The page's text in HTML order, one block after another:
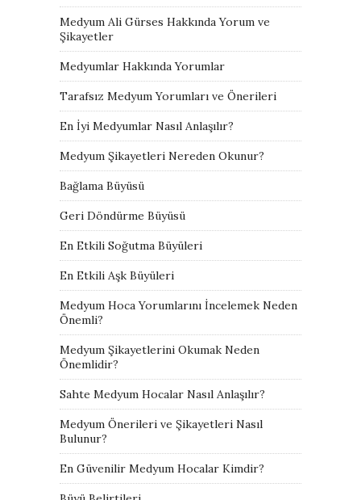
Medyum Ali Gürses Hakkında Yorum ve
Şikayetler
Medyumlar Hakkında Yorumlar
Tarafsız Medyum Yorumları ve Önerileri
En İyi Medyumlar Nasıl Anlaşılır?
Medyum Şikayetleri Nereden Okunur?
Bağlama Büyüsü
Geri Döndürme Büyüsü
En Etkili Soğutma Büyüleri
En Etkili Aşk Büyüleri
Medyum Hoca Yorumlarını İncelemek Neden
Önemli?
Medyum Şikayetlerini Okumak Neden
Önemlidir?
Sahte Medyum Hocalar Nasıl Anlaşılır?
Medyum Önerileri ve Şikayetleri Nasıl
Bulunur?
En Güvenilir Medyum Hocalar Kimdir?